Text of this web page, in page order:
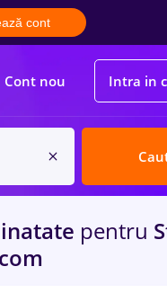
cont
Cont nou Intra in
pentru